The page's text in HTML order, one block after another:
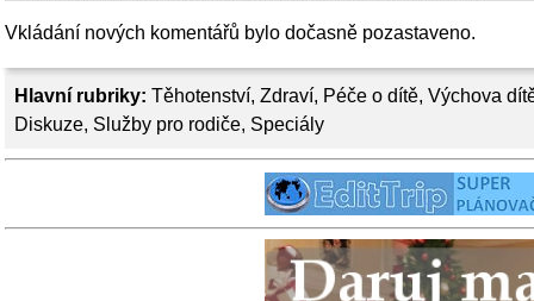
Hlavní rubriky: Těhotenství, Zdraví, Péče o dítě, Výchova
Diskuze, Služby pro rodiče, Speciály
Vkládání nových komentářů bylo dočasně pozastaveno.